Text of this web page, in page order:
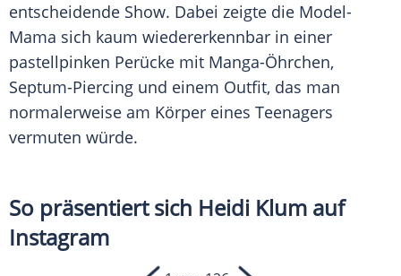
entscheidende Show. Dabei zeigte die Model-
Mama sich kaum wiedererkennbar in einer
pastellpinken Perücke mit Manga-Öhrchen,
Septum-Piercing und einem Outfit, das man
normalerweise am Körper eines Teenagers
vermuten würde.
So präsentiert sich Heidi Klum auf
Instagram